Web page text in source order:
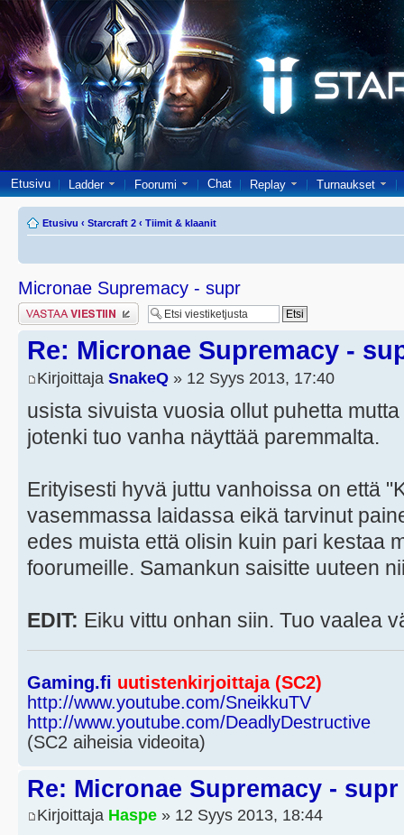
Etusivu Ladder Foorumi Chat Replay Turnaukset
Etusivu ‹ Starcraft 2 ‹ Tiimit & klaanit
Micronae Supremacy - supr
Lähetä vastaus
Re: Micronae Supremacy -
Kirjoittaja SnakeQ » 12 Syys 2013, 17:40
usista sivuista vuosia ollut puhetta
jotenki tuo vanha näyttää paremmalta.
Erityisesti hyvä juttu vanhoissa on että
vasemmassa laidassa eikä tarvinut
edes muista että olisin kuin pari kestaa
foorumeille. Samankun saisitte uuteen
EDIT: Eiku vittu onhan siin. Tuo vaalea
Gaming.fi uutistenkirjoittaja (SC2)
http://www.youtube.com/SneikkuTV
http://www.youtube.com/DeadlyDestructive
(SC2 aiheisia videoita)
Re: Micronae Supremacy - supr
Kirjoittaja Haspe » 12 Syys 2013, 18:44